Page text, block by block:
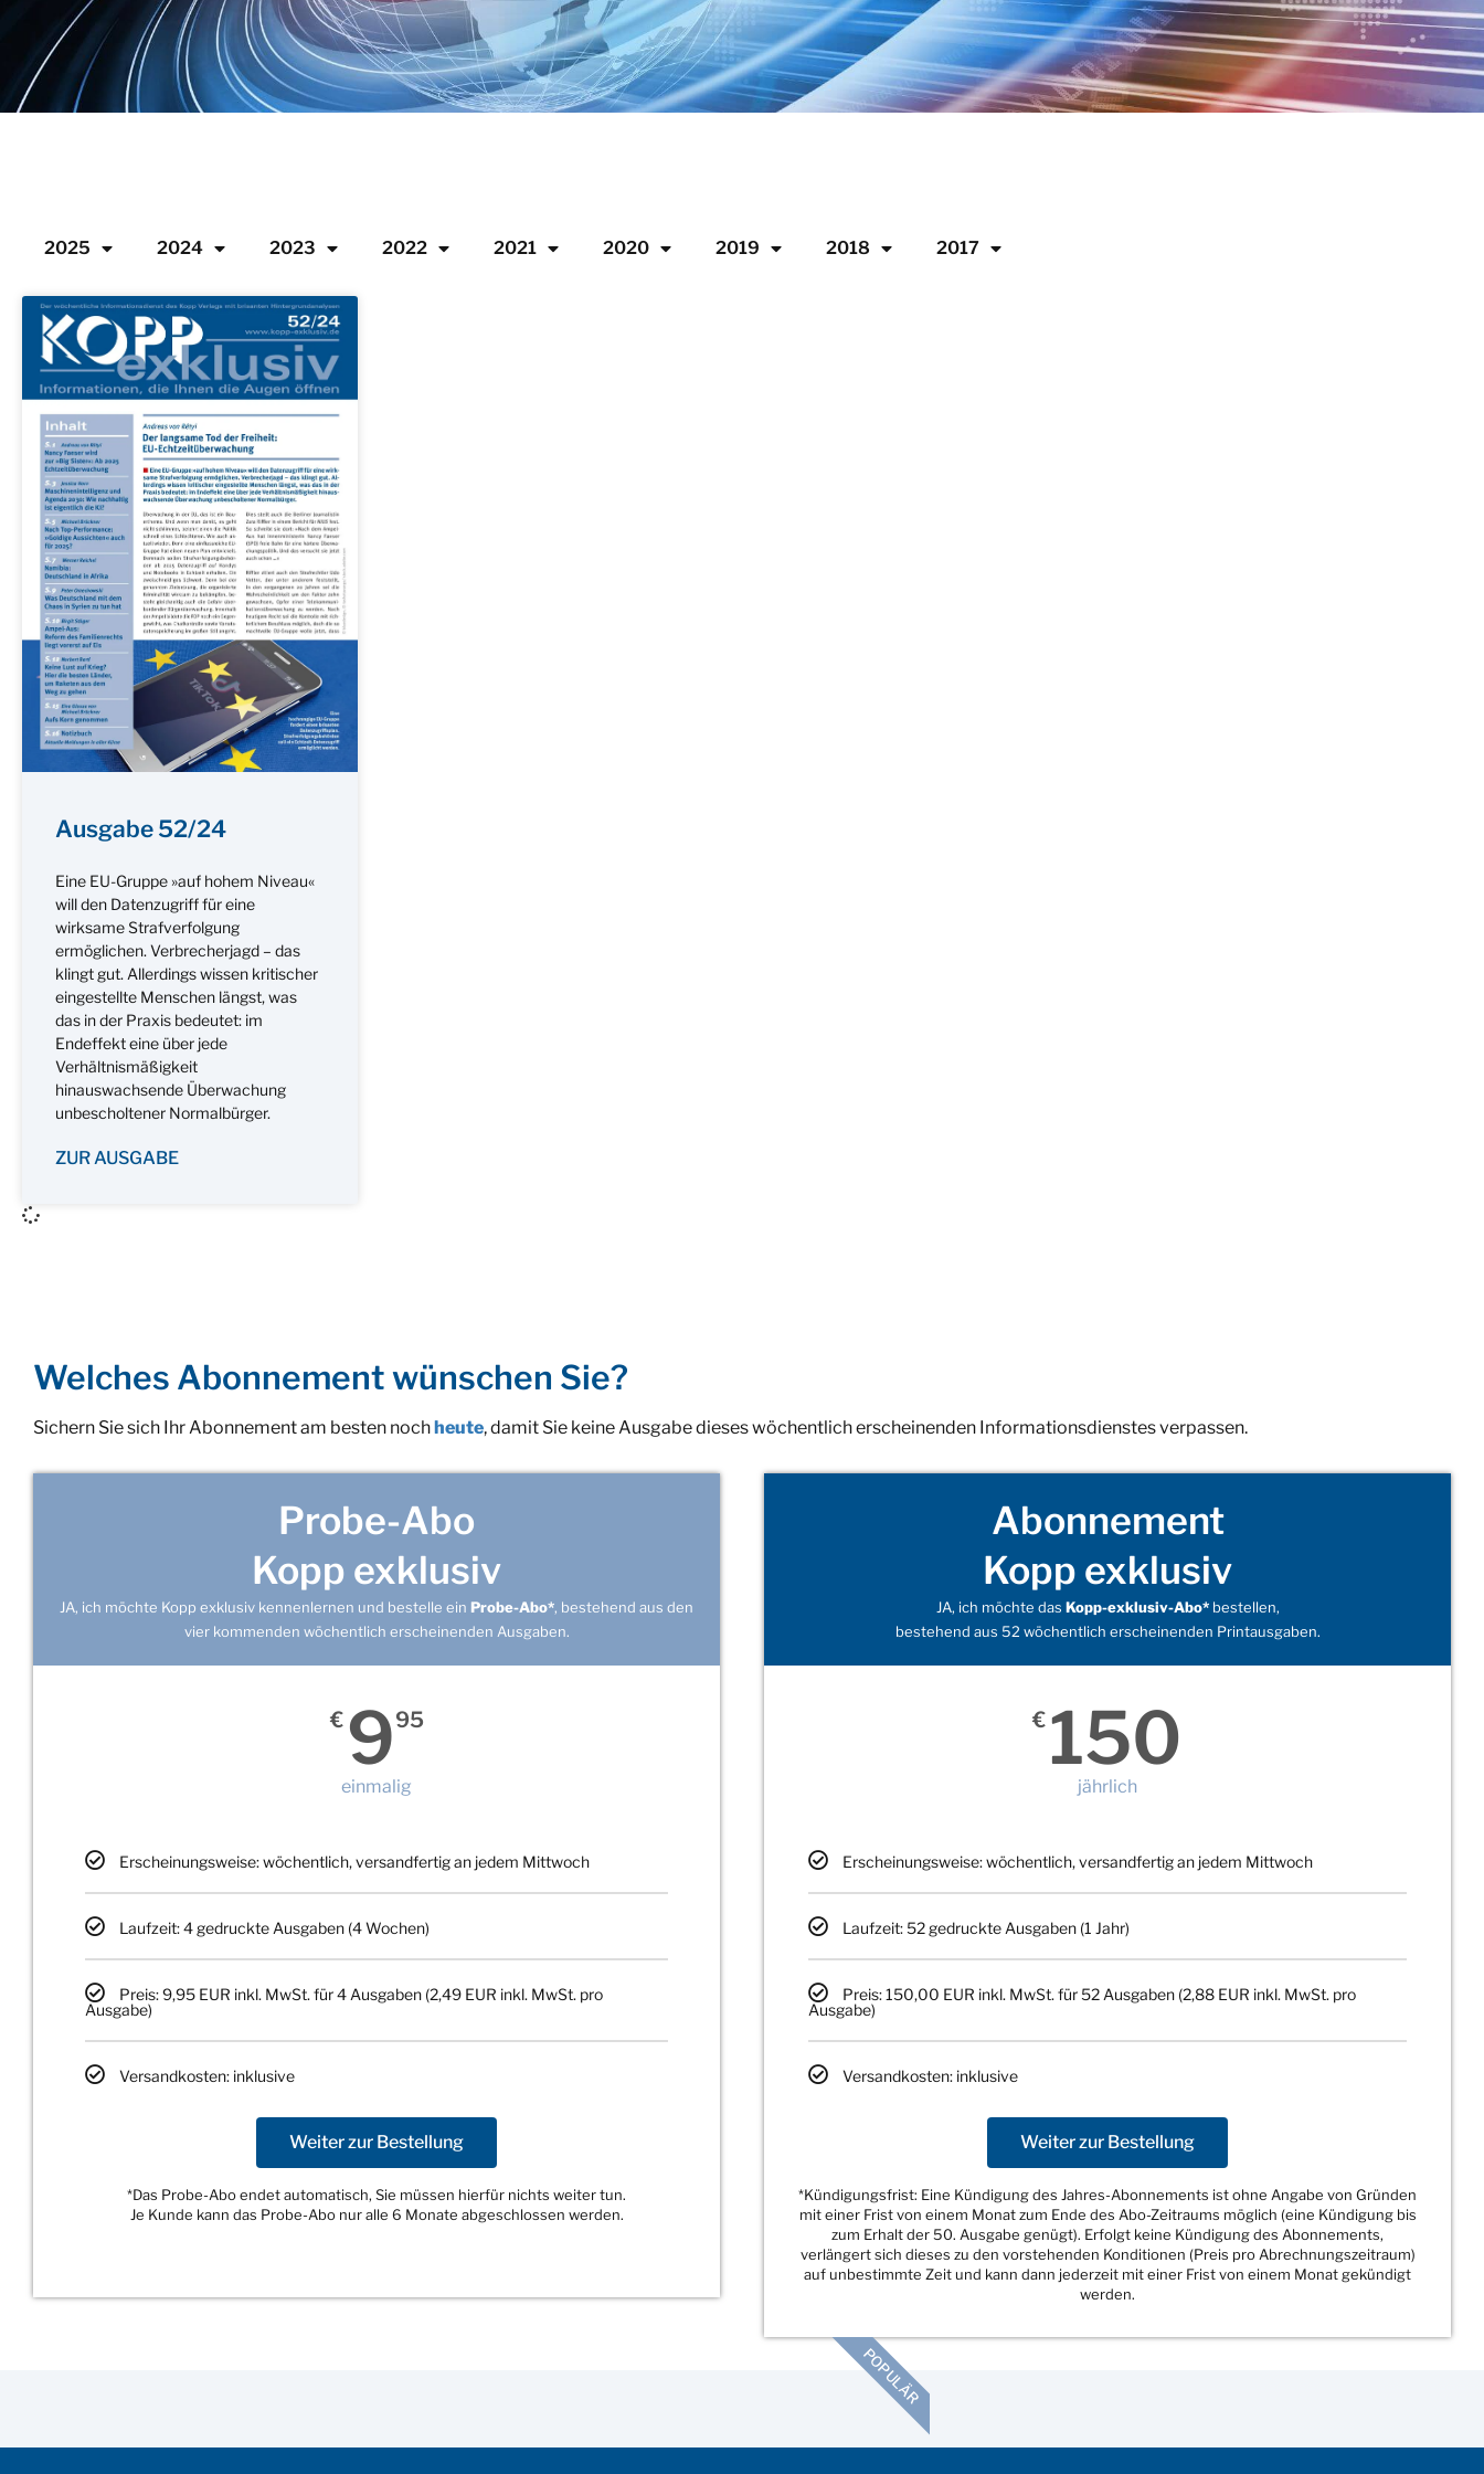
2025 2024 2023 2022 2021 2020 2019 2018 2017
Ausgabe 52/24
Eine EU-Gruppe »auf hohem Niveau«
will den Datenzugriff für eine
wirksame Strafverfolgung
ermöglichen. Verbrecherjagd – das
klingt gut. Allerdings wissen kritischer
eingestellte Menschen längst, was
das in der Praxis bedeutet: im
Endeffekt eine über jede
Verhältnismäßigkeit
hinauswachsende Überwachung
unbescholtener Normalbürger.
ZUR AUSGABE
Welches Abonnement wünschen Sie?
Sichern Sie sich Ihr Abonnement am besten nochheute, damit Sie keine Ausgabe dieses wöchentlich erscheinenden Informationsdienstes verpassen.
Probe-Abo
Kopp exklusiv
JA, ich möchte Kopp exklusiv kennenlernen und bestelle ein Probe-Abo*, bestehend aus den
vier kommenden wöchentlich erscheinenden Ausgaben.
€ 995
einmalig
Erscheinungsweise: wöchentlich, versandfertig an jedem Mittwoch
Laufzeit: 4 gedruckte Ausgaben (4 Wochen)
Preis: 9,95 EUR inkl. MwSt. für 4 Ausgaben (2,49 EUR inkl. MwSt. pro
Ausgabe)
Versandkosten: inklusive
Weiter zur Bestellung
*Das Probe-Abo endet automatisch, Sie müssen hierfür nichts weiter tun.
Je Kunde kann das Probe-Abo nur alle 6 Monate abgeschlossen werden.
Abonnement
Kopp exklusiv
JA, ich möchte das Kopp-exklusiv-Abo*bestellen,
bestehend aus 52 wöchentlich erscheinenden Printausgaben.
€ 150
jährlich
Erscheinungsweise: wöchentlich, versandfertig an jedem Mittwoch
Laufzeit: 52 gedruckte Ausgaben (1 Jahr)
Preis: 150,00 EUR inkl. MwSt. für 52 Ausgaben (2,88 EUR inkl. MwSt. pro
Ausgabe)
Versandkosten: inklusive
Weiter zur Bestellung
*Kündigungsfrist: Eine Kündigung des Jahres-Abonnements ist ohne Angabe von Gründen
mit einer Frist von einem Monat zum Ende des Abo-Zeitraums möglich (eine Kündigung bis
zum Erhalt der 50. Ausgabe genügt). Erfolgt keine Kündigung des Abonnements,
verlängert sich dieses zu den vorstehenden Konditionen (Preis pro Abrechnungszeitraum)
auf unbestimmte Zeit und kann dann jederzeit mit einer Frist von einem Monat gekündigt
werden.
POPULÄR